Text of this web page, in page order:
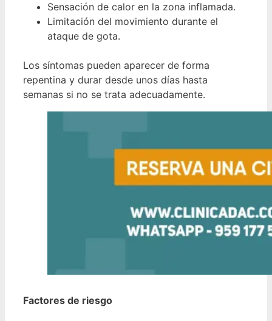
Sensación de calor en la zona inflamada.
Limitación del movimiento durante el
ataque de gota.
Los síntomas pueden aparecer de forma
repentina y durar desde unos días hasta
semanas si no se trata adecuadamente.
Factores de riesgo